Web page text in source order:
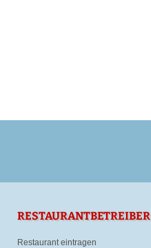
RESTAURANTBETREIBER
Restaurant eintragen